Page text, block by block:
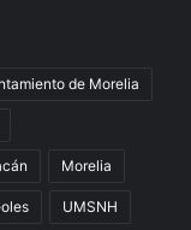
de Morelia
Morelia
UMSNH